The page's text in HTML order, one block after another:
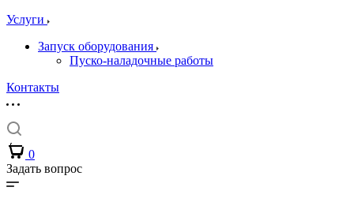
Услуги
Запуск оборудования
Пуско-наладочные работы
Контакты
0
Задать вопрос